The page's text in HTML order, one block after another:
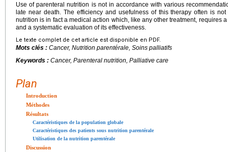
Use of parenteral nutrition is not in accordance with various
late near death. The efficiency and usefulness of this therapy often is
nutrition is in fact a medical action which, like any other treatment, requires
and a systematic evaluation of its effectiveness.
Le texte complet de cet article est disponible en PDF.
Mots clés : Cancer, Nutrition parentérale, Soins palliatifs
Keywords : Cancer, Parenteral nutrition, Palliative care
Plan
Introduction
Méthodes
Résultats
Caractéristiques de la population globale
Caractéristiques des patients sous nutrition parentérale
Utilisation de la nutrition parentérale
Discussion